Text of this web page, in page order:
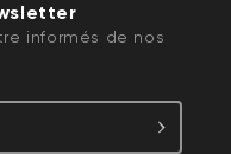
informés de nos